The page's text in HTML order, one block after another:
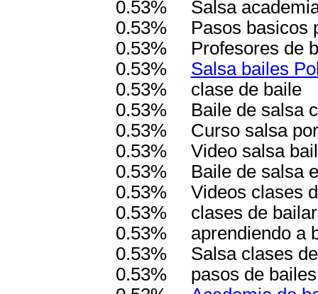
0.53%
0.53%
0.53%
0.53%
0.53%
0.53%
0.53%
0.53%
0.53%
0.53%
0.53%
0.53%
0.53%
0.53%
Salsa
Pasos basicos
Profesores de
Salsa bailes
clase de baile
Baile de salsa
Curso salsa
Video salsa
Baile de salsa
Videos clases
clases de bailar
aprendiendo a
Salsa clases
pasos de